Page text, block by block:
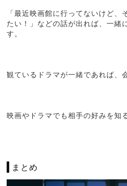
「最近映画館に行ってないけど
たい！」などの話が出れば、一緒
す。
観ているドラマが一緒であれば、
映画やドラマでも相手の好みを知
まとめ